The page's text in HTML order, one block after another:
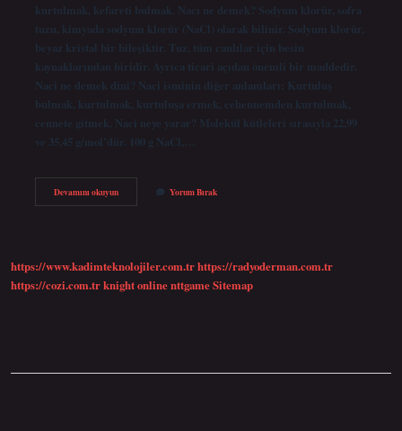
kurtulmak, kefareti bulmak. Nacı ne demek? Sodyum klorür, sofra
tuzu, kimyada sodyum klorür (NaCl) olarak bilinir. Sodyum klorür,
beyaz kristal bir bileşiktir. Tuz, tüm canlılar için besin
kaynaklarından biridir. Ayrıca ticari açıdan önemli bir maddedir.
Naci ne demek dini? Naci isminin diğer anlamları: Kurtuluş
bulmak, kurtulmak, kurtuluşa ermek, cehennemden kurtulmak,
cennete gitmek. Naci neye yarar? Molekül kütleleri sırasıyla 22,99
ve 35,45 g/mol’dür. 100 g NaCl,…
Devamını okuyunNaci
Olmak
Yorum Bırak
https://www.kadimteknolojiler.com.trhttps://radyoderman.com.tr
https://cozi.com.trknight onlinenttgameSitemap